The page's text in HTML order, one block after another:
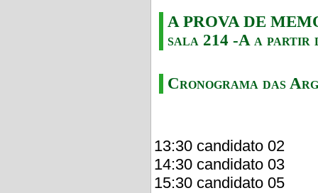
A PROVA DE
sala 214 -A a partir
Cronograma das
13:30 candidato 02
14:30 candidato 03
15:30 candidato 05